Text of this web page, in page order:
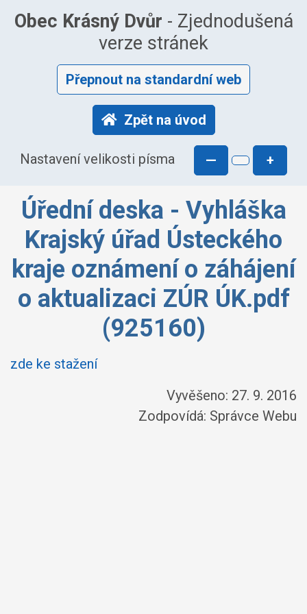
Obec Krásný Dvůr - Zjednodušená
verze stránek
Přepnout na standardní web
Zpět na úvod
Nastavení velikosti písma — +
Úřední deska - Vyhláška
Krajský úřad Ústeckého
kraje oznámení o záhájení
o aktualizaci ZÚR ÚK.pdf
(925160)
zde ke stažení
Vyvěšeno: 27. 9. 2016
Zodpovídá: Správce Webu